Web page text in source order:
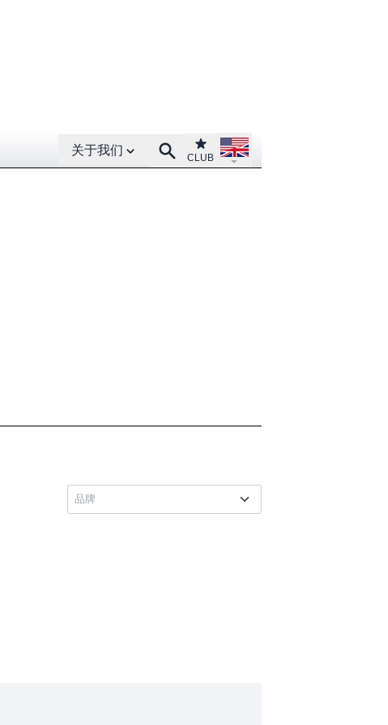
Open About menu
关于我们 SearchClub
CLUB
Open language menu